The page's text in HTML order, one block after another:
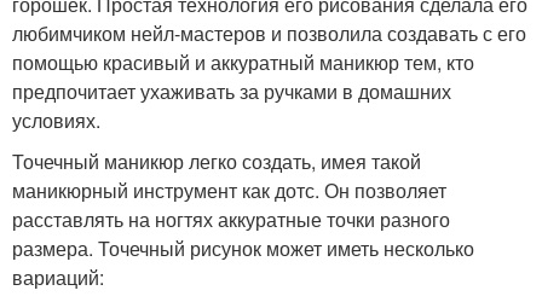
любимчиком нейл-мастеров и позволила создавать с его
помощью красивый и аккуратный маникюр тем, кто
предпочитает ухаживать за ручками в домашних
условиях.
Точечный маникюр легко создать, имея такой
маникюрный инструмент как дотс. Он позволяет
расставлять на ногтях аккуратные точки разного
размера. Точечный рисунок может иметь несколько
вариаций: